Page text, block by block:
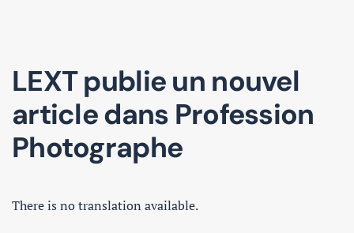
LEXT publie un nouvel
article dans Profession
Photographe
There is no translation available.